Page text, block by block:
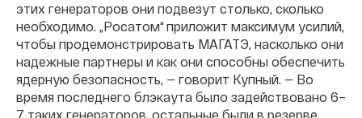
этих генераторов они подвезут столько, сколько
необходимо. „Росатом“ приложит максимум усилий,
чтобы продемонстрировать МАГАТЭ, насколько они
надежные партнеры и как они способны обеспечить
ядерную безопасность, — говорит Купный. — Во
время последнего блэкаута было задействовано 6–
7 таких генераторов, остальные были в резерве.